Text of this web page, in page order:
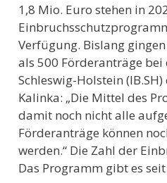
1,8 Mio. Euro stehen in
Verfügung. Bislang
als 500 Förderanträge
Schleswig-Holstein
Kalinka: „Die Mittel des
damit noch nicht alle
Förderanträge können
werden.“ Die Zahl der
Das Programm gibt es